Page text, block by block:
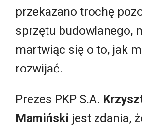
przekazano trochę
sprzętu budowlanego,
martwiąc się o to, jak
rozwijać.
Prezes PKP S.A.
Mamiński jest zdania,